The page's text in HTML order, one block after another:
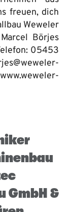
freuen, dich
Weweler
Börjes
05453
GmbH &